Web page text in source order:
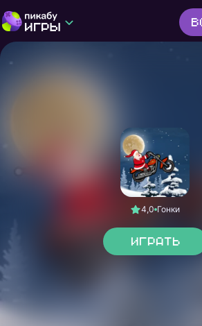
Игры от Пикабу
Шутер
4,0 Гонки
Играть